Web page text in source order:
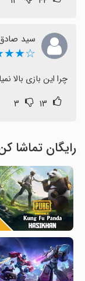
سید
چرا این بازی بالا
۱۳ ۳
رایگان تماشا